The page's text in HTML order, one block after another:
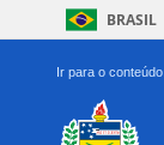
BRASIL
Ir para o conteúdo